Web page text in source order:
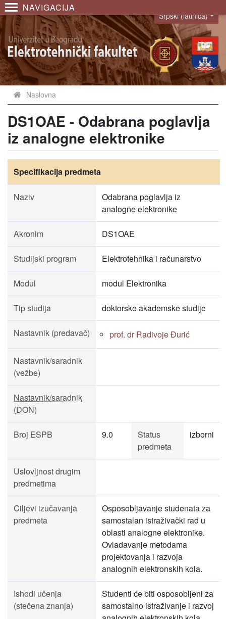
NAVIGACIJA
Language
Srpski (latinica)
Naslovna
DS1OAE - Odabrana poglavlja
iz analogne elektronike
Specifikacija predmeta
Naziv
Odabrana poglavlja iz
analogne elektronike
Akronim DS1OAE
Studijski program Elektrotehnika i računarstvo
Modul modul Elektronika
Tip studija doktorske akademske studije
Nastavnik (predavač) prof. dr Radivoje Đurić
Nastavnik/saradnik
(vežbe)
Nastavnik/saradnik
(DON)
Broj ESPB 9.0
Status
predmeta
izborni
Uslovljnost drugim
predmetima
Ciljevi izučavanja
predmeta
Osposobljavanje studenata za
samostalan istraživački rad u
oblasti analogne elektronike.
Ovladavanje metodama
projektovanja i razvoja
analognih elektronskih kola.
Ishodi učenja
(stečena znanja)
Studenti će biti osposobljeni za
samostalno istraživanje i razvoj